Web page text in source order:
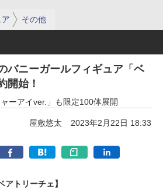
その他
バニーガールフィギュア「ベ
開始！
ーアイver.」も限定100体展開
屋敷悠太 2023年2月22日 18:33
アトリーチェ】